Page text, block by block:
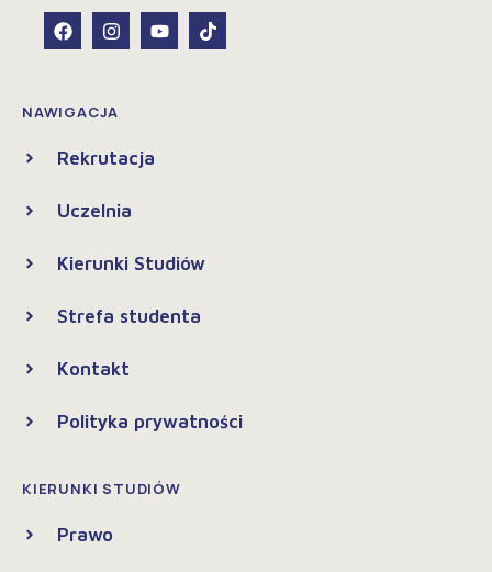
NAWIGACJA
Rekrutacja
Uczelnia
Kierunki Studiów
Strefa studenta
Kontakt
Polityka prywatności
KIERUNKI STUDIÓW
Prawo